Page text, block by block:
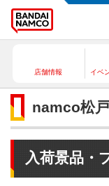
店舗情報 イベ
namco松
入荷景品・